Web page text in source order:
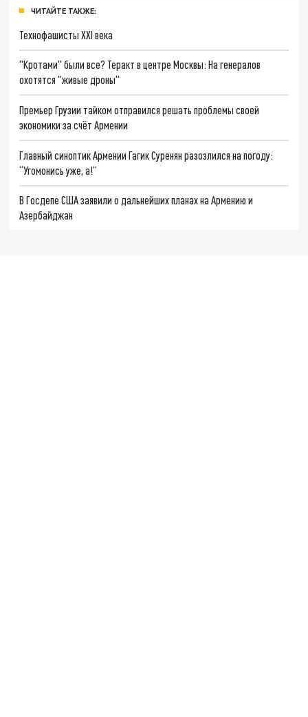
ЧИТАЙТЕ ТАКЖЕ:
Технофашисты XXI века
"Кротами" были все? Теракт в центре Москвы: На генералов
охотятся "живые дроны"
Премьер Грузии тайком отправился решать проблемы своей
экономики за счёт Армении
Главный синоптик Армении Гагик Суренян разозлился на погоду:
“Угомонись уже, а!”
В Госдепе США заявили о дальнейших планах на Армению и
Азербайджан